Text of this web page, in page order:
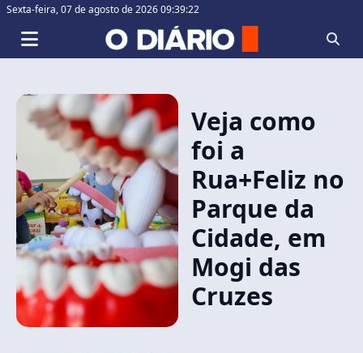
Sexta-feira,07 de agosto de 2026 09:39:22
Veja como
foi a
Rua+Feliz no
Parque da
Cidade, em
Mogi das
Cruzes